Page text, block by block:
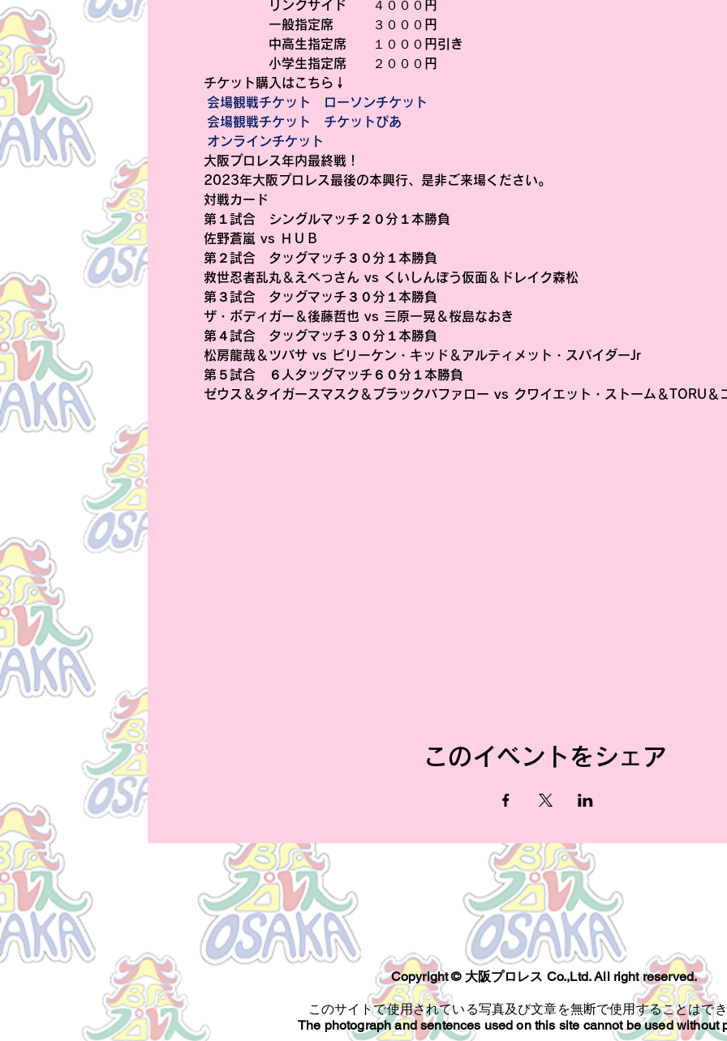
リングサイド　　４０００円
一般指定席　　　３０００円
中高生指定席　　１０００円引き
小学生指定席　　２０００円
チケット購入はこちら↓
会場観戦チケット　ローソンチケット
会場観戦チケット　チケットぴあ
オンラインチケット
大阪プロレス年内最終戦！
2023年大阪プロレス最後の本興行、是非ご来場ください。
対戦カード
第１試合　シングルマッチ２０分１本勝負
佐野蒼嵐 vs ＨＵＢ
第２試合　タッグマッチ３０分１本勝負
救世忍者乱丸＆えべっさん vs くいしんぼう仮面＆ドレイク森松
第３試合　タッグマッチ３０分１本勝負
ザ・ボディガー＆後藤哲也 vs 三原一晃＆桜島なおき
第４試合　タッグマッチ３０分１本勝負
松房龍哉＆ツバサ vs ビリーケン・キッド＆アルティメット・スパイダーJr
第５試合　６人タッグマッチ６０分１本勝負
ゼウス＆タイガースマスク＆ブラックバファロー vs クワイエット・ストーム＆TORU＆
このイベントをシェア
Copyright ©︎ 大阪プロレス Co.,Ltd. All right reserved.
このサイトで使用されている写真及び文章を無断で使用することはで
The photograph and sentences used on this site cannot be used without